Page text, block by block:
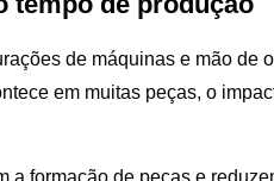
de máquinas e mão de
em muitas peças, o
formação de peças e